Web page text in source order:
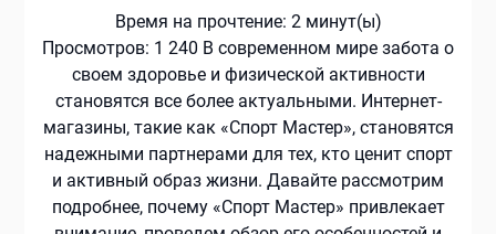
Время на прочтение: 2 минут(ы)
Просмотров: 1 240 В современном мире забота о
своем здоровье и физической активности
становятся все более актуальными. Интернет-
магазины, такие как «Спорт Мастер», становятся
надежными партнерами для тех, кто ценит спорт
и активный образ жизни. Давайте рассмотрим
подробнее, почему «Спорт Мастер» привлекает